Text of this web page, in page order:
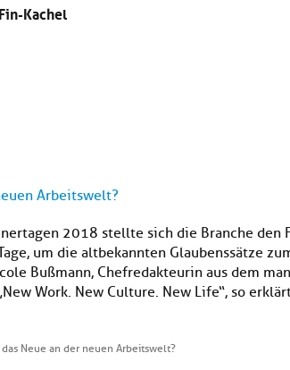
Kachel
Arbeitswelt?
2018 stellte sich die Branche den
um die altbekannten Glaubenssätze
Bußmann, Chefredakteurin aus dem
Work. New Culture. New Life“, so
das Neue an der neuen Arbeitswelt?